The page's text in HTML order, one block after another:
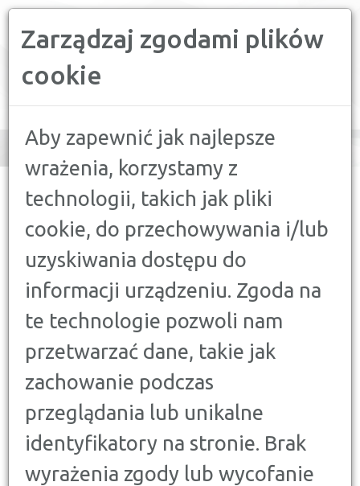
Zarządzaj zgodami plików
cookie
Aby zapewnić jak najlepsze
wrażenia, korzystamy z
technologii, takich jak pliki
cookie, do przechowywania i/lub
uzyskiwania dostępu do
informacji urządzeniu. Zgoda na
te technologie pozwoli nam
przetwarzać dane, takie jak
zachowanie podczas
przeglądania lub unikalne
identyfikatory na stronie. Brak
wyrażenia zgody lub wycofanie
navigation
RANKING PAKIETÓW OC I AC
FINANSE A MOTORYZACJA
RANKING PAKIETÓW OC I AC
26 KWIETNIA 2025
Ranking ubezpieczeń OC i AC na kwiecień 2025
Poniżej prezentujemy aktualny ranking pakietów OC i
AC z Assistance, przygotowany na kwiecień 2025.
Zestawienie obejmuje 10 najatrakcyjniejszych ofert
ubezpieczeniowych w Polsce, z uwzględnieniem
kluczowych parametrów, zakresu ochrony oraz
dodatkowymi korzyściami.